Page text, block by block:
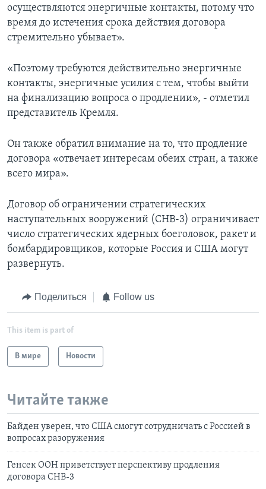
осуществляются энергичные контакты, потому что
время до истечения срока действия договора
стремительно убывает».
«Поэтому требуются действительно энергичные
контакты, энергичные усилия с тем, чтобы выйти
на финализацию вопроса о продлении», - отметил
представитель Кремля.
Он также обратил внимание на то, что продление
договора «отвечает интересам обеих стран, а также
всего мира».
Договор об ограничении стратегических
наступательных вооружений (СНВ-3) ограничивает
число стратегических ядерных боеголовок, ракет и
бомбардировщиков, которые Россия и США могут
развернуть.
Поделиться Follow us
This item is part of
В мире Новости
Читайте также
Байден уверен, что СШA смогут сотрудничать с Россией в
вопросах разоружения
Генсек ООН приветствует перспективу продления
договора СНВ-3